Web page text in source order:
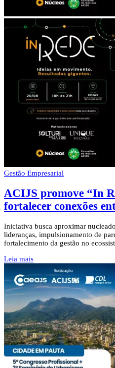
Gestão Empresarial
ACIJS promove “In
fortalecer conexões
Iniciativa busca aproximar
lideranças, impulsionamento de
fortalecimento da gestão no
Leia mais